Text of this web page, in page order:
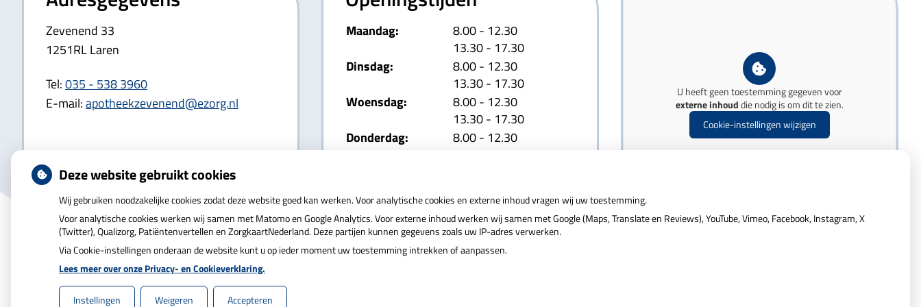
Zevenend 33
1251RL Laren
Tel:035 - 538 3960
E-mail:apotheekzevenend@ezorg.nl
Maandag: 8.00tot
- 12.30
13.30tot
- 17.30
Dinsdag:
8.00tot
- 12.30
13.30tot
- 17.30
Woensdag:
8.00tot
- 12.30
13.30tot
- 17.30
Donderdag:
8.00tot
- 12.30
U heeft geen toestemming gegeven voor
externe inhouddie nodig is om dit te zien.
Cookie-instellingen wijzigen
Uw Zorg Online|Beheer
Deze website gebruikt cookies
Wij gebruiken noodzakelijke cookies zodat deze website goed kan werken. Voor analytische cookies en externe inhoud vragen wij uw toestemming.
Voor analytische cookies werken wij samen met Matomo en Google Analytics. Voor externe inhoud werken wij samen met Google (Maps, Translate en Reviews), YouTube, Vimeo, Facebook, Instagram, X
(Twitter), Qualizorg, Patiëntenvertellen en ZorgkaartNederland. Deze partijen kunnen gegevens zoals uw IP-adres verwerken.
Via Cookie-instellingen onderaan de website kunt u op ieder moment uw toestemming intrekken of aanpassen.
Lees meer over onze Privacy- en Cookieverklaring.
Instellingen Weigeren Accepteren